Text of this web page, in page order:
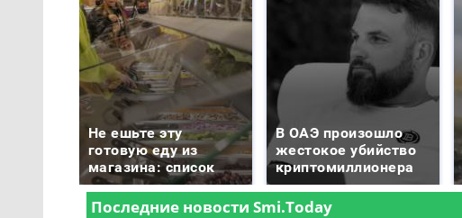
Не ешьте эту
готовую еду из
магазина: список
В ОАЭ произошло
жестокое убийство
криптомиллионера